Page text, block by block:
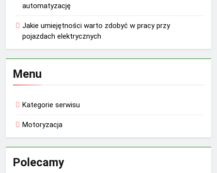
automatyzację
Jakie umiejętności warto zdobyć w pracy przy
pojazdach elektrycznych
Menu
Kategorie serwisu
Motoryzacja
Polecamy